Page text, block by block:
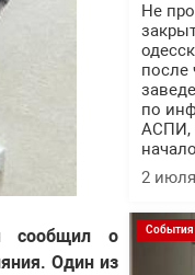
сообщил о
Один из
Не
после
по
АСПИ,
2
События